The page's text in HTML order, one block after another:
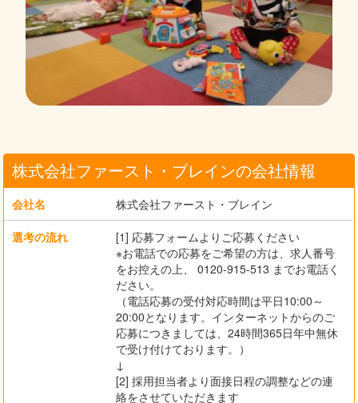
株式会社ファースト・ブレインの会社情報
会社名 株式会社ファースト・ブレイン
選考の流れ
[1] 応募フォームよりご応募ください
※お電話での応募をご希望の方は、求人番号
をお控えの上、 0120-915-513 までお電話く
ださい。
（電話応募の受付対応時間は平日10:00～
20:00となります。インターネットからのご
応募につきましては、24時間365日年中無休
で受け付けております。）
↓
[2] 採用担当者より面接日程の調整などの連
絡をさせていただきます